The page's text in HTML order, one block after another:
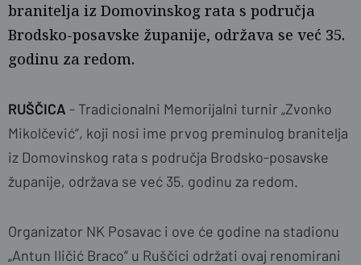
branitelja iz Domovinskog rata s područja
Brodsko-posavske županije, održava se već 35.
godinu za redom.
RUŠČICA - Tradicionalni Memorijalni turnir „Zvonko
Mikolčević“, koji nosi ime prvog preminulog branitelja
iz Domovinskog rata s područja Brodsko-posavske
županije, održava se već 35. godinu za redom.
Organizator NK Posavac i ove će godine na stadionu
„Antun Iličić Braco“ u Ruščici održati ovaj renomirani